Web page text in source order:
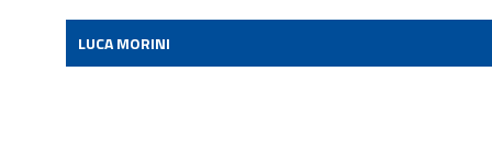
LUCA MORINI